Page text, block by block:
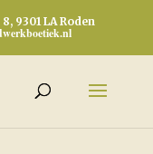
9301 LA Roden